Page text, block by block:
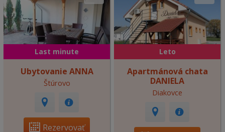
Last minute
Ubytovanie ANNA
Štúrovo
Rezervovať
Leto
Apartmánová chata
DANIELA
Diakovce